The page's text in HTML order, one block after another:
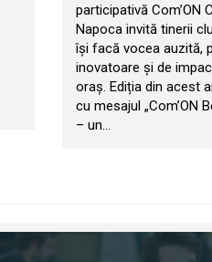
participativă Com’ON
Napoca invită tinerii
își facă vocea auzită,
inovatoare și de
oraș. Ediția din acest
cu mesajul „Com’ON
– un…